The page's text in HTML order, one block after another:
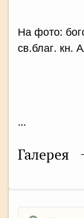
На фото:
св.благ. кн.
…
Галерея